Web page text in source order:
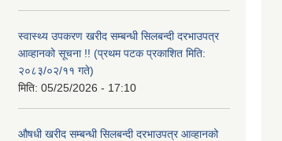
स्वास्थ्य उपकरण खरीद सम्बन्धी सिलबन्दी दरभाउपत्र
आव्हानको सूचना !! (प्रथम पटक प्रकाशित मिति:
२०८३/०२/११ गते)
मिति: 05/25/2026 - 17:10
औषधी खरीद सम्बन्धी सिलबन्दी दरभाउपत्र आव्हानको